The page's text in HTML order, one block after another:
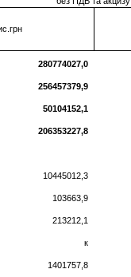
280774027,0
256457379,9
50104152,1
206353227,8
10445012,3
103663,9
213212,1
к
1401757,8